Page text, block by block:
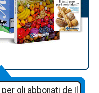
gli abbonati de Il